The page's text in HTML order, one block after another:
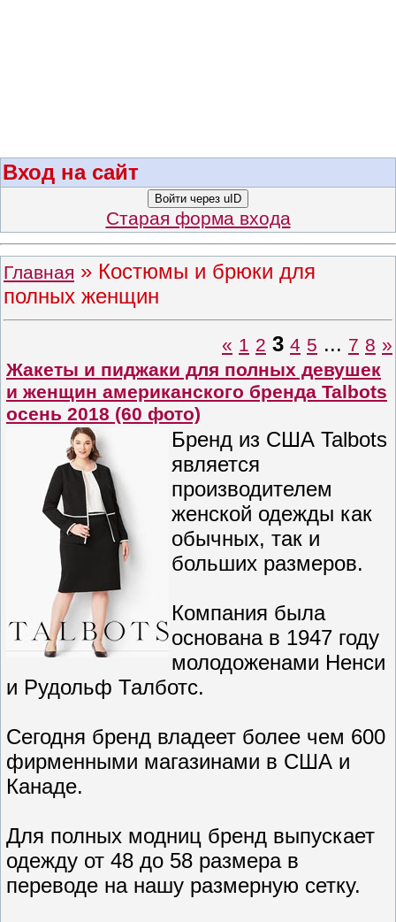
Вход на сайт
Войти через uID
Старая форма входа
Главная » Костюмы и брюки для
полных женщин
« 1 2 3 4 5 ... 7 8 »
Жакеты и пиджаки для полных девушек
и женщин американского бренда Talbots
осень 2018 (60 фото)
Бренд из США Talbots
является
производителем
женской одежды как
обычных, так и
больших размеров.
Компания была
основана в 1947 году
молодоженами Ненси
и Рудольф Талботс.
Сегодня бренд владеет более чем 600
фирменными магазинами в США и
Канаде.
Для полных модниц бренд выпускает
одежду от 48 до 58 размера в
переводе на нашу размерную сетку.